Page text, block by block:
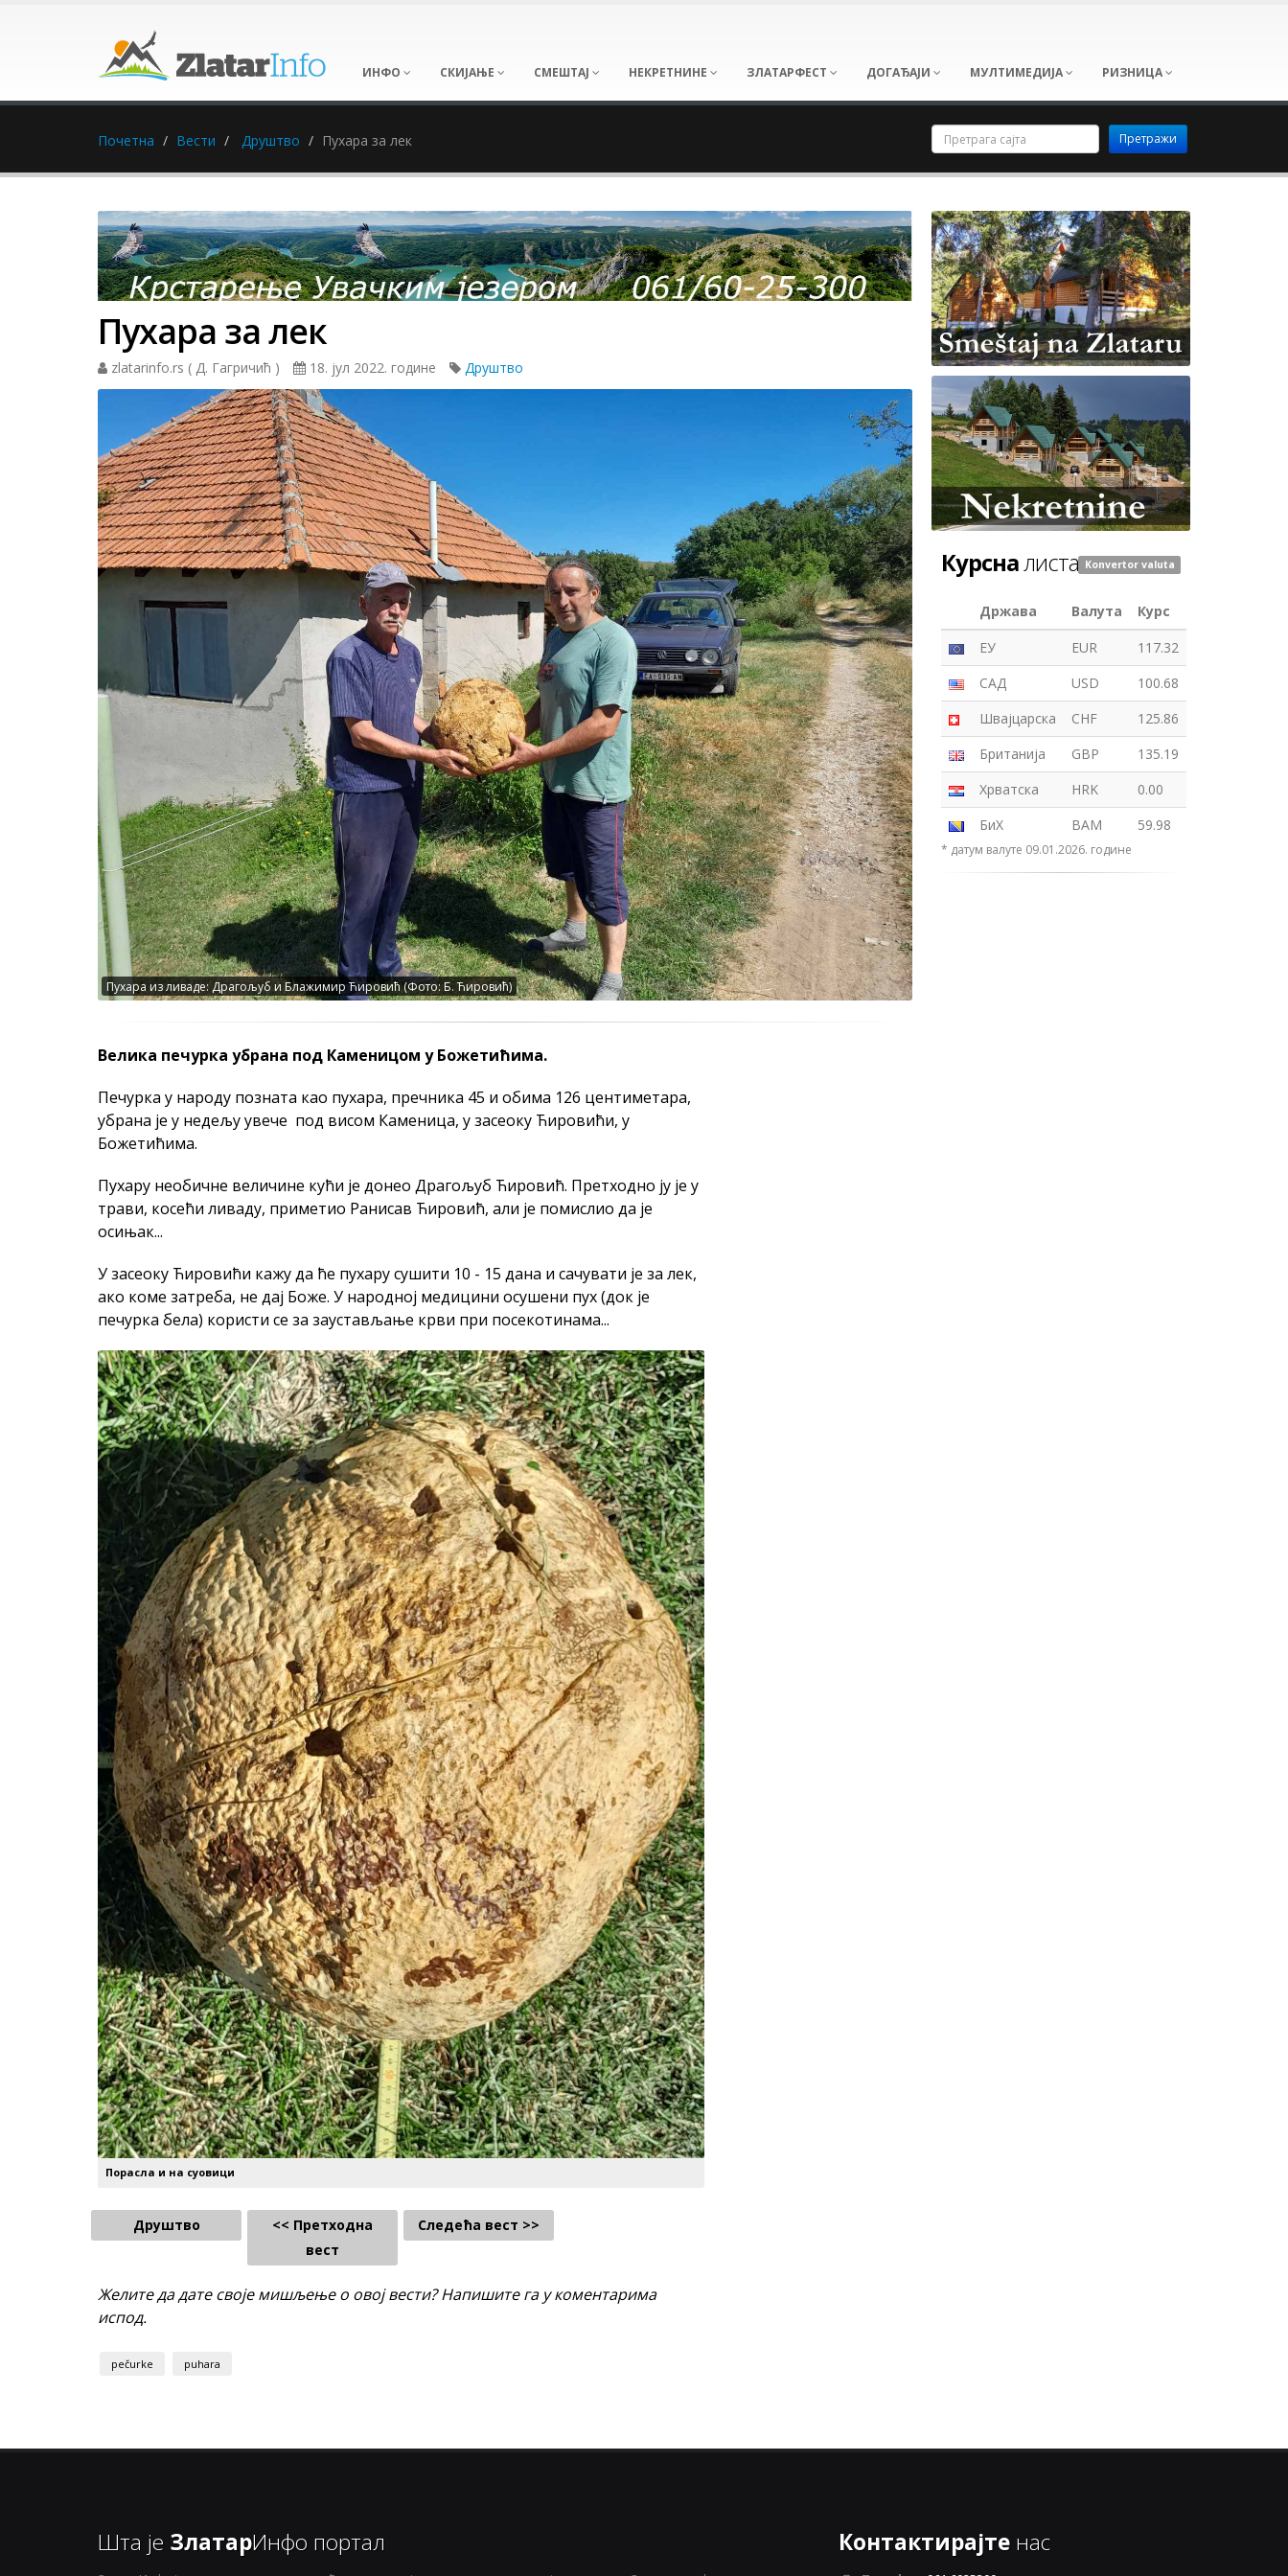
ИНФО СКИЈАЊЕ СМЕШТАЈ НЕКРЕТНИНЕ ЗЛАТАРФЕСТ ДОГАЂАЈИ МУЛТИМЕДИЈА РИЗНИЦА
Почетна Вести Друштво Пухара за лек
Пухара за лек
zlatarinfo.rs ( Д. Гагричић ) 18. јул 2022. године Друштво
Пухара из ливаде: Драгољуб и Блажимир Ћировић (Фото: Б. Ћировић)
Велика печурка убрана под Каменицом у Божетићима.
Печурка у народу позната као пухара, пречника 45 и обима 126 центиметара,
убрана је у недељу увече под висом Каменица, у засеоку Ћировићи, у
Божетићима.
Пухару необичне величине кући је донео Драгољуб Ћировић. Претходно ју је у
трави, косећи ливаду, приметио Ранисав Ћировић, али је помислио да је
осињак...
У засеоку Ћировићи кажу да ће пухару сушити 10 - 15 дана и сачувати је за лек,
ако коме затреба, не дај Боже. У народној медицини осушени пух (док је
печурка бела) користи се за заустављање крви при посекотинама...
Порасла и на суовици
Друштво
<< Претходна
вест
Следећа вест >>
Желите да дате своје мишљење о овој вести? Напишите га у коментарима
испод.
pečurke puhara
Курсналиста Konvertor valuta
Држава Валута
Курс
ЕУ
EUR
117.32
САД
USD
100.68
Швајцарска
CHF
125.86
Британија
GBP
135.19
Хрватска
HRK
0.00
БиХ
BAM 59.98
* датум валуте 09.01.2026. године
Шта је ЗлатарИнфо портал Контактирајте нас